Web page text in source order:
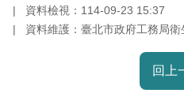
資料檢視：114-09-23 15:37
資料維護：臺北市政府工務局
回上